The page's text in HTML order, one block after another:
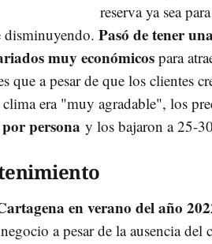
reserva ya sea
disminuyendo. Pasó de tener
muy económicos para
que a pesar de que los clientes
era "muy agradable", los
persona y los bajaron a 25-
en verano del año
a pesar de la ausencia del